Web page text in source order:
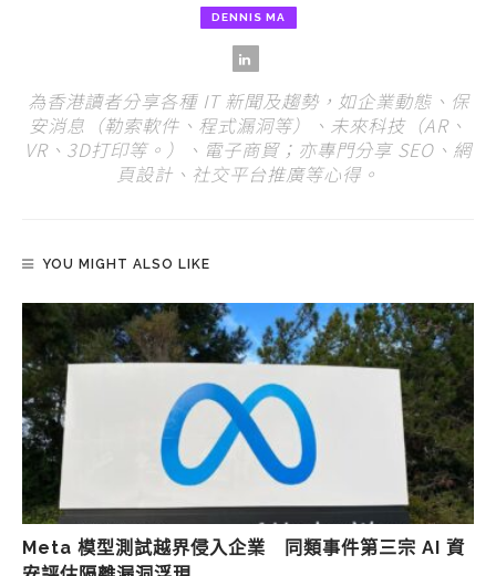
DENNIS MA
為香港讀者分享各種 IT 新聞及趨勢，如企業動態、保
安消息（勒索軟件、程式漏洞等）、未來科技（AR、
VR、3D打印等。）、電子商貿；亦專門分享 SEO、網
頁設計、社交平台推廣等心得。
YOU MIGHT ALSO LIKE
Meta 模型測試越界侵入企業 同類事件第三宗 AI 資